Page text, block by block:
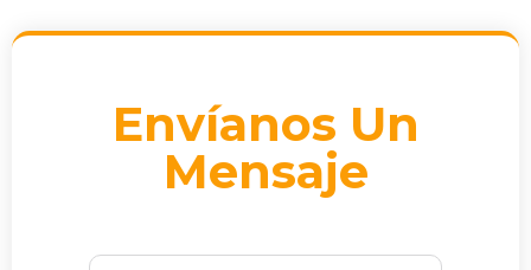
Envíanos Un
Mensaje